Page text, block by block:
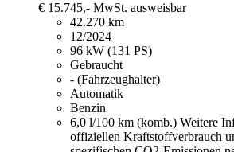
€ 15.745,- MwSt. ausweisbar
42.270 km
12/2024
96 kW (131 PS)
Gebraucht
- (Fahrzeughalter)
Automatik
Benzin
6,0 l/100 km (komb.) Weitere
offiziellen Kraftstoffverbrauch